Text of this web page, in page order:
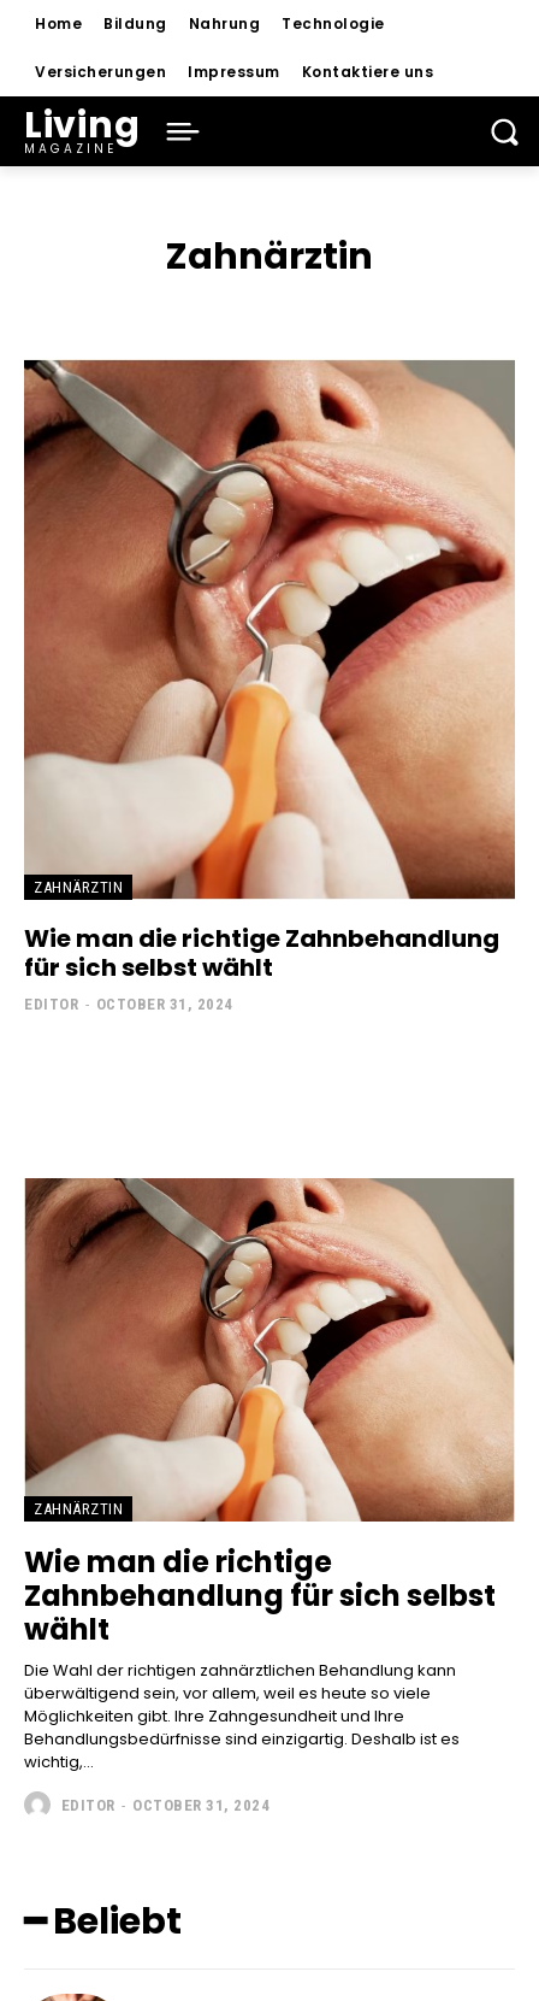
Home Bildung Nahrung Technologie
Versicherungen Impressum Kontaktiere uns
Living
MAGAZINE
Zahnärztin
ZAHNÄRZTIN
Wie man die richtige Zahnbehandlung
für sich selbst wählt
EDITOR - OCTOBER 31, 2024
ZAHNÄRZTIN
Wie man die richtige
Zahnbehandlung für sich selbst
wählt
Die Wahl der richtigen zahnärztlichen Behandlung kann
überwältigend sein, vor allem, weil es heute so viele
Möglichkeiten gibt. Ihre Zahngesundheit und Ihre
Behandlungsbedürfnisse sind einzigartig. Deshalb ist es
wichtig,...
EDITOR - OCTOBER 31, 2024
━ Beliebt